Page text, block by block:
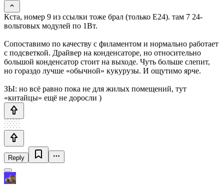
Кста, номер 9 из ссылки тоже брал (только Е24). там 7 24-
вольтовых модулей по 1Вт.
Сопоставимо по качеству с филаментом и нормально работает
с подсветкой. Драйвер на конденсаторе, но относительно
большой конденсатор стоит на выходе. Чуть больше слепит,
но гораздо лучше «обычной» кукурузы. И ощутимо ярче.
ЗЫ: но всё равно пока не для жилых помещений, тут
«китайцы» ещё не доросли )
Reply